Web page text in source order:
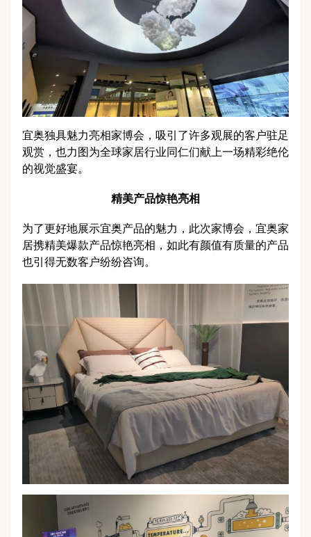
宜奥独具魅力亮相家博会，吸引了许多观展的客户驻足
观赏，也力图为全球家居行业同仁们献上一场精彩绝伦
的视觉盛宴。
精美产品惊艳亮相
为了更好地展示宜奥产品的魅力，此次家博会，宜奥家
居携精美爆款产品惊艳亮相，如此有颜值有质量的产品
也引得无数客户纷纷咨询。